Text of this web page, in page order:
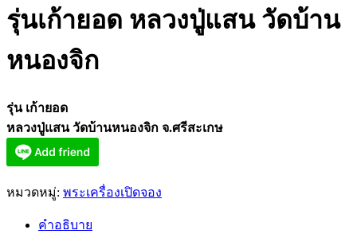
รุ่นเก้ายอด หลวงปู่แสน วัดบ้าน
หนองจิก
รุ่น เก้ายอด
หลวงปู่แสน วัดบ้านหนองจิก จ.ศรีสะเกษ
หมวดหมู่: พระเครื่องเปิดจอง
คำอธิบาย